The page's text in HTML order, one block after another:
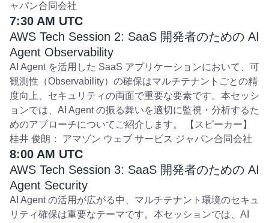
ャパン合同会社
7:30 AM UTC
AWS Tech Session 2: SaaS 開発者のための AI
Agent Observability
AI Agent を活用した SaaS アプリケーションにおいて、可
観測性（Observability）の確保はマルチテナントごとの精
度向上、セキュリティの両面で重要な要素です。本セッシ
ョンでは、AI Agent の振る舞いを適切に監視・分析するた
めのアプローチについてご紹介します。 【スピーカー】
桂井 俊朗： アマゾン ウェブ サービス ジャパン合同会社
8:00 AM UTC
AWS Tech Session 3: SaaS 開発者のための AI
Agent Security
AI Agent の活用が広がる中、マルチテナント環境のセキュ
リティ確保は重要なテーマです。本セッションでは、AI